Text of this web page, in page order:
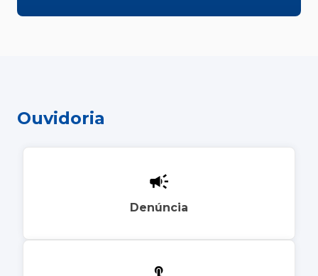
Ouvidoria
Denúncia